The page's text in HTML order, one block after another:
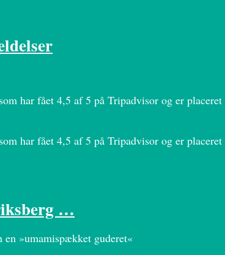
har fået 4,5 af 5 på Tripadvisor og er
har fået 4,5 af 5 på Tripadvisor og er
…
en »umamispækket guderet«